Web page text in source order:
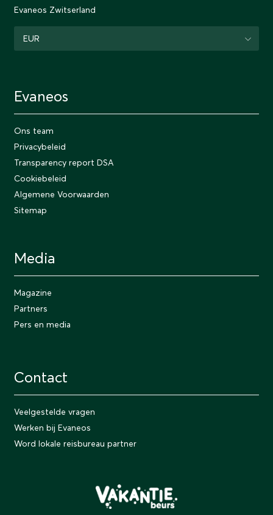
Evaneos Zwitserland
EUR
Evaneos
Ons team
Privacybeleid
Transparency report DSA
Cookiebeleid
Algemene Voorwaarden
Sitemap
Media
Magazine
Partners
Pers en media
Contact
Veelgestelde vragen
Werken bij Evaneos
Word lokale reisbureau partner